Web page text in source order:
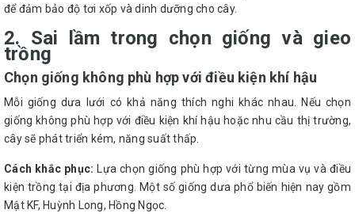
để đảm bảo độ tơi xốp và dinh dưỡng cho cây.
2. Sai lầm trong chọn giống và gieo
trồng
Chọn giống không phù hợp với điều kiện khí hậu
Mỗi giống dưa lưới có khả năng thích nghi khác nhau. Nếu chọn
giống không phù hợp với điều kiện khí hậu hoặc nhu cầu thị trường,
cây sẽ phát triển kém, năng suất thấp.
Cách khắc phục: Lựa chọn giống phù hợp với từng mùa vụ và điều
kiện trồng tại địa phương. Một số giống dưa phổ biến hiện nay gồm
Mật KF, Huỳnh Long, Hồng Ngọc.